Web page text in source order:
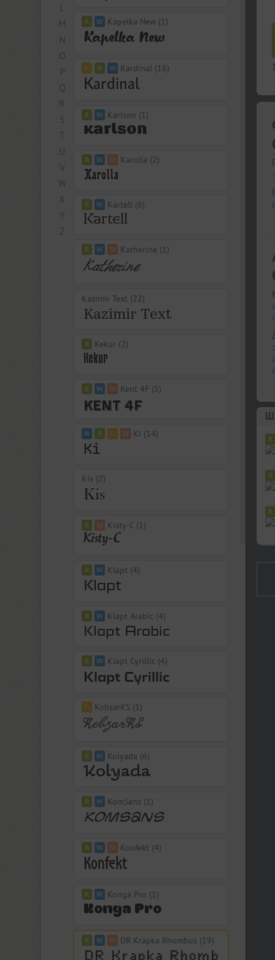
L
M
N
O
P
Q
R
S
T
U
V
W
X
Y
Z
Kapelka New (1)
Kardinal (16)
Karlson (1)
Karolla (2)
Kartell (6)
Katherine (1)
Kazimir Text (22)
Kekur (2)
Kent 4F (5)
Ki (14)
Kis (2)
Kisty-C (1)
Klapt (4)
Klapt Arabic (4)
Klapt Cyrillic (4)
KobzarKS (1)
Kolyada (6)
KomSans (1)
Konfekt (4)
Konga Pro (1)
DR Krapka Rhombus (19)